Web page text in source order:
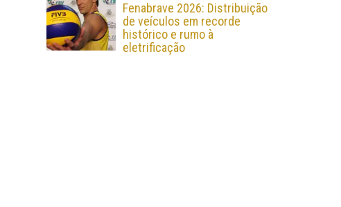
Fenabrave 2026: Distribuição
de veículos em recorde
histórico e rumo à
eletrificação